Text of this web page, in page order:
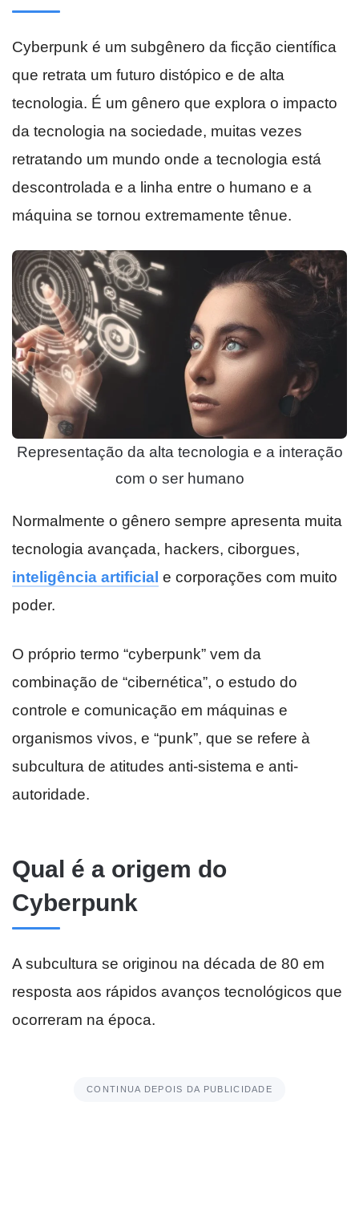
Cyberpunk é um subgênero da ficção científica
que retrata um futuro distópico e de alta
tecnologia. É um gênero que explora o impacto
da tecnologia na sociedade, muitas vezes
retratando um mundo onde a tecnologia está
descontrolada e a linha entre o humano e a
máquina se tornou extremamente tênue.
Representação da alta tecnologia e a interação
com o ser humano
Normalmente o gênero sempre apresenta muita
tecnologia avançada, hackers, ciborgues,
inteligência artificial e corporações com muito
poder.
O próprio termo “cyberpunk” vem da
combinação de “cibernética”, o estudo do
controle e comunicação em máquinas e
organismos vivos, e “punk”, que se refere à
subcultura de atitudes anti-sistema e anti-
autoridade.
Qual é a origem do
Cyberpunk
A subcultura se originou na década de 80 em
resposta aos rápidos avanços tecnológicos que
ocorreram na época.
CONTINUA DEPOIS DA PUBLICIDADE